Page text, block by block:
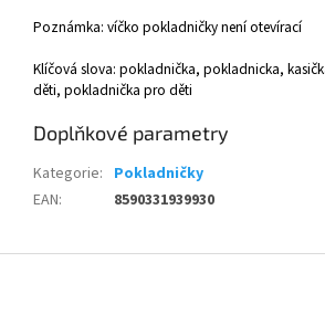
Poznámka: víčko pokladničky není otevírací
Klíčová slova: pokladnička, pokladnicka,
děti, pokladnička pro děti
Doplňkové parametry
Kategorie: Pokladničky
EAN: 8590331939930